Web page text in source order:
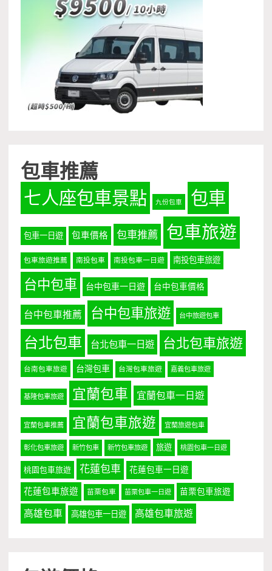
包車推薦
七人座包車景點 九份包車 包車
包車一日遊 包車價格 包車推薦 包車旅遊
包車旅遊推薦 南投包車 南投包車一日遊 南投包車旅遊
台中包車 台中包車一日遊 台中包車價格
台中包車推薦 台中包車旅遊 台中旅遊包車
台北包車 台北包車一日遊 台北包車旅遊
台南包車旅遊 台灣包車 台灣包車旅遊 嘉義包車旅遊
基隆包車旅遊 宜蘭包車 宜蘭包車一日遊
宜蘭包車推薦 宜蘭包車旅遊 宜蘭旅遊包車
彰化包車旅遊 新竹包車 新竹包車旅遊 旅遊 桃園包車一日遊
桃園包車旅遊 花蓮包車 花蓮包車一日遊
花蓮包車旅遊 苗栗包車 苗栗包車一日遊 苗栗包車旅遊
高雄包車 高雄包車一日遊 高雄包車旅遊